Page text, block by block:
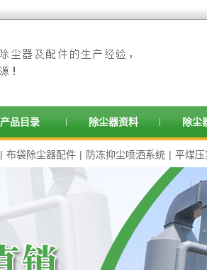
产品目录 除尘器资料 除尘
| 布袋除尘器配件 | 防冻抑尘喷洒系统 | 平煤